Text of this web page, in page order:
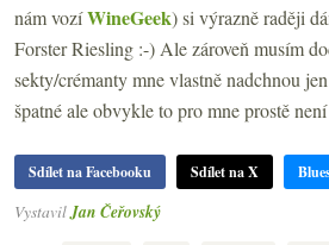
nám vozíWineGeek) si výrazně raději
Forster Riesling :-) Ale zároveň musím
sekty/crémanty mne vlastně nadchnou
špatné ale obvykle to pro mne prostě
Sdílet na Facebooku Sdílet na X
Vystavil Jan Čeřovský